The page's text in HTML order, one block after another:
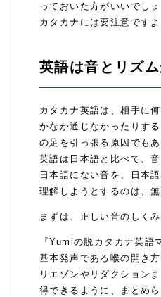
っておいた方がいいでしょ
カタカナには要注意ですよ
英語は音とリズ
カタカナ英語は、相手に
かなか通じなかったりす
の足を引っ張る原因でもあ
英語は日本語と比べて、
日本語にない音を、日本
理解しようとするのは、無
まずは、正しい音のしく
『Yumiの脱カタカナ英語
基本発声である喉の開き方
リエゾンやリダクション
得できるように、まとめら